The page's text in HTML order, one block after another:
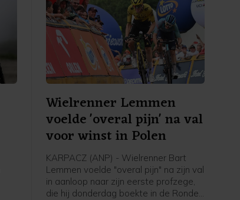
Wielrenner Lemmen
voelde 'overal pijn' na val
voor winst in Polen
KARPACZ (ANP) - Wielrenner Bart
Lemmen voelde "overal pijn" na zijn val
in aanloop naar zijn eerste profzege,
die hij donderdag boekte in de Ronde